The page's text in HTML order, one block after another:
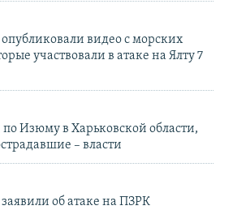
видео с морских
участвовали в атаке на Ялту 7
Изюму в Харьковской области,
– власти
об атаке на ПЗРК